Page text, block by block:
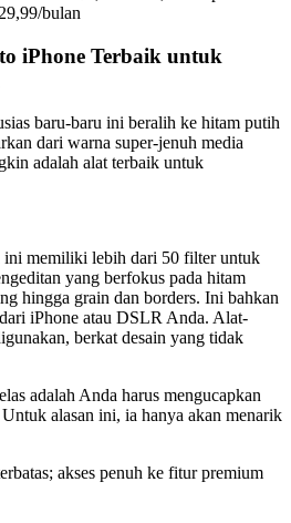
bulan
iPhone Terbaik untuk
baru-baru ini beralih ke hitam putih
dari warna super-jenuh media
adalah alat terbaik untuk
ini memiliki lebih dari 50 filter untuk
yang berfokus pada hitam
hingga grain dan borders. Ini bahkan
iPhone atau DSLR Anda. Alat-
berkat desain yang tidak
adalah Anda harus mengucapkan
alasan ini, ia hanya akan menarik
akses penuh ke fitur premium